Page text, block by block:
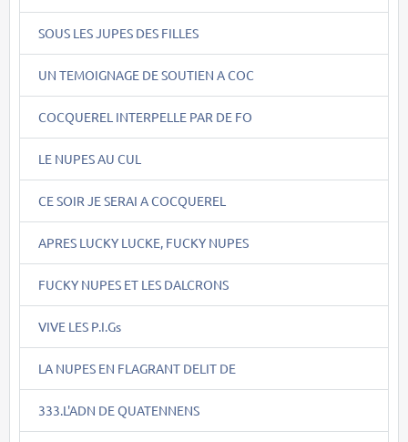
SOUS LES JUPES DES FILLES
UN TEMOIGNAGE DE SOUTIEN A COC
COCQUEREL INTERPELLE PAR DE FO
LE NUPES AU CUL
CE SOIR JE SERAI A COCQUEREL
APRES LUCKY LUCKE, FUCKY NUPES
FUCKY NUPES ET LES DALCRONS
VIVE LES P.I.Gs
LA NUPES EN FLAGRANT DELIT DE
333.L'ADN DE QUATENNENS